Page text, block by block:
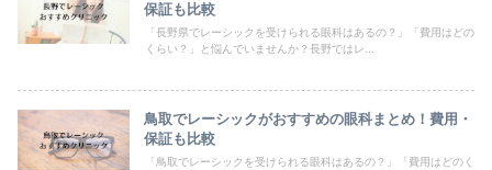
保証も比較
「長野県でレーシックを受けられる眼科はあるの？」「費用はどの
くらい？」と悩んでいませんか？長野ではレ...
鳥取でレーシックがおすすめの眼科まとめ！費用・
保証も比較
「鳥取でレーシックを受けられる眼科はあるの？」「費用はどのく